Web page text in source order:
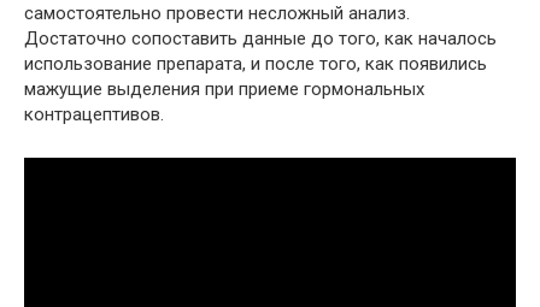
самостоятельно провести несложный анализ.
Достаточно сопоставить данные до того, как началось
использование препарата, и после того, как появились
мажущие выделения при приеме гормональных
контрацептивов.